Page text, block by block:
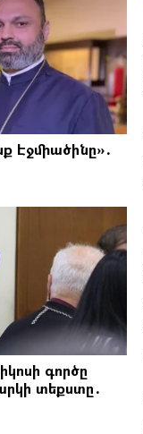
Էջմիածինը»․
գործը
տեքստը․